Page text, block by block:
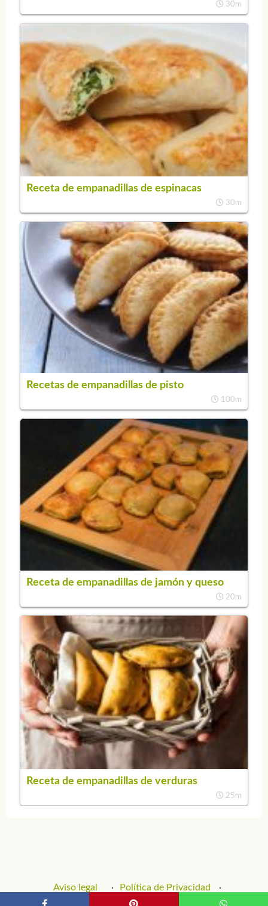
30m
Receta de empanadillas de espinacas
30m
Recetas de empanadillas de pisto
100m
Receta de empanadillas de jamón y queso
20m
Receta de empanadillas de verduras
25m
Aviso legal
Política de Privacidad
Política de Cookies
Contacto y Publicidad